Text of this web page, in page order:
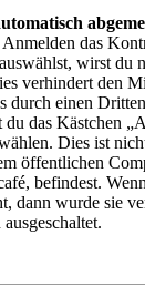
das
wirst du
verhindert den
durch einen
du das Kästchen
Dies ist
öffentlichen
befindest.
dann wurde sie